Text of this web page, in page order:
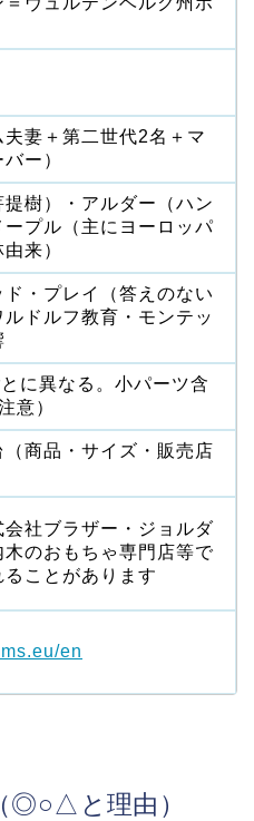
妻＋第二世代2名＋マ
ー）
樹）・アルダー（ハン
ープル（主にヨーロッパ
来）
・プレイ（答えのない
ドルフ教育・モンテッ
に異なる。小パーツ含
意）
商品・サイズ・販売店
社ブラザー・ジョルダ
木のおもちゃ専門店等で
ことがあります
en
◎○△と理由）